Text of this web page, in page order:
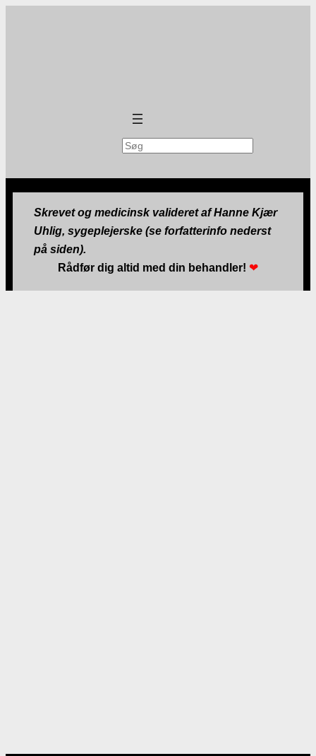
Søg
Skrevet og medicinsk valideret af Hanne Kjær
Uhlig, sygeplejerske (se forfatterinfo nederst
på siden).
Rådfør dig altid med din behandler! ❤